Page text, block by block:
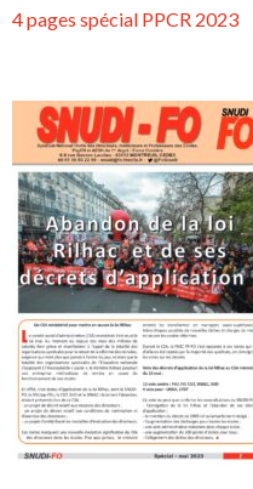
4 pages spécial PPCR 2023